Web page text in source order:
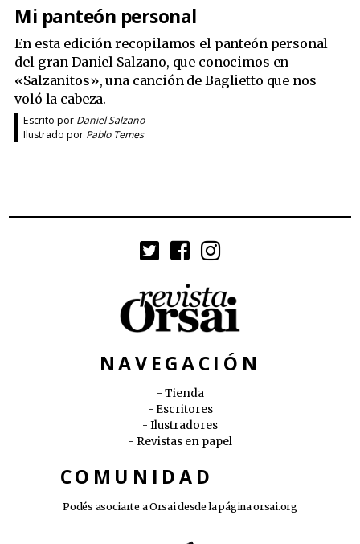
Mi panteón personal
En esta edición recopilamos el panteón personal
del gran Daniel Salzano, que conocimos en
«Salzanitos», una canción de Baglietto que nos
voló la cabeza.
Escrito por Daniel Salzano
Ilustrado por Pablo Temes
NAVEGACIÓN
Tienda
Escritores
Ilustradores
Revistas en papel
COMUNIDAD
Podés asociarte a Orsai desde la páginaorsai.org